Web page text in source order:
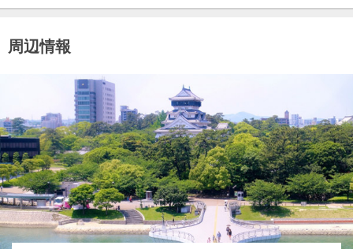
周辺情報